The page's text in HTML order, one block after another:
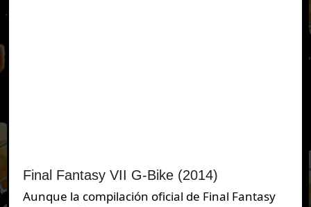
Final Fantasy VII G-Bike (2014)
Aunque la compilación oficial de Final Fantasy